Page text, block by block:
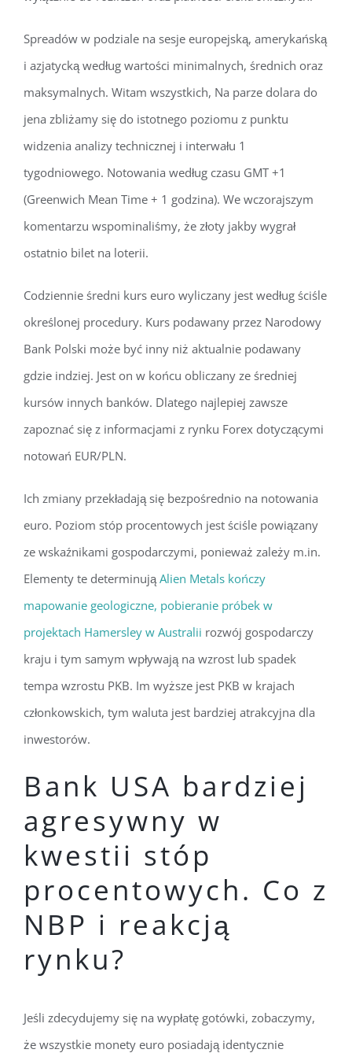
Spreadów w podziale na sesje europejską, amerykańską
i azjatycką według wartości minimalnych, średnich oraz
maksymalnych. Witam wszystkich, Na parze dolara do
jena zbliżamy się do istotnego poziomu z punktu
widzenia analizy technicznej i interwału 1
tygodniowego. Notowania według czasu GMT +1
(Greenwich Mean Time + 1 godzina). We wczorajszym
komentarzu wspominaliśmy, że złoty jakby wygrał
ostatnio bilet na loterii.
Codziennie średni kurs euro wyliczany jest według ściśle
określonej procedury. Kurs podawany przez Narodowy
Bank Polski może być inny niż aktualnie podawany
gdzie indziej. Jest on w końcu obliczany ze średniej
kursów innych banków. Dlatego najlepiej zawsze
zapoznać się z informacjami z rynku Forex dotyczącymi
notowań EUR/PLN.
Ich zmiany przekładają się bezpośrednio na notowania
euro. Poziom stóp procentowych jest ściśle powiązany
ze wskaźnikami gospodarczymi, ponieważ zależy m.in.
Elementy te determinująAlien Metals kończy
mapowanie geologiczne, pobieranie próbek w
projektach Hamersley w Australii rozwój gospodarczy
kraju i tym samym wpływają na wzrost lub spadek
tempa wzrostu PKB. Im wyższe jest PKB w krajach
członkowskich, tym waluta jest bardziej atrakcyjna dla
inwestorów.
Bank USA bardziej
agresywny w
kwestii stóp
procentowych. Co z
NBP i reakcją
rynku?
Jeśli zdecydujemy się na wypłatę gotówki, zobaczymy,
że wszystkie monety euro posiadają identycznie